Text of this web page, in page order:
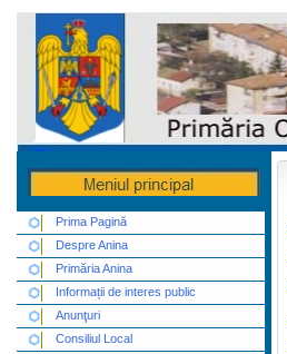
Prima Pagină
Despre Anina
Primăria Anina
Informații de interes public
Anunţuri
Consiliul Local